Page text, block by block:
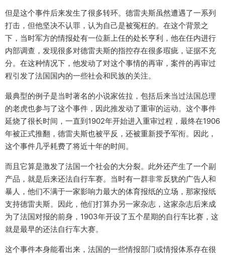
但是这个事件后来发生了很多转环。德雷夫斯虽然遭遇了一系列
打击，但他坚决不认罪，认为自己是被冤枉的。在这个背景之
下，当时军方的情报处有一位新上任的处长亨利，他在任内进行
内部调查，发现很多对德雷夫斯的指控存在很多瑕疵，证据不充
分。在这种情况下，他发动了对这个事情的再审，案件的再审过
程引发了法国国内的一些社会和民族的关注。
最典型的例子是当时著名的小说家佐拉，包括后来当过法国总理
的老虎也参与了这个事件，因此推发动了重审的运动。这个事件
延烧了很长时间，一直到1902年开始进入重审过程，最终在1906
年被正式推翻，德雷夫斯也被平反，还被重新授予军衔。因此，
这个事件几乎耗费了将近十年的时间。
而且它算是激发了法国一个社会的大分裂。此外还产生了一个副
产品，就是后来还法自行车赛。当时有一群非常反犹的广告人和
暴人，他们不满于一家影响力最大的体育报纸的立场，那家报纸
支持德雷夫斯。因此，他们打算办另一家杂志，这家杂志后来成
为了法国对报的前身，1903年开设了五个星期的自行车比赛，这
就是最早的还法自行车大赛。
这个事件本身能看出来，法国的一些情报部门或情报体系存在很